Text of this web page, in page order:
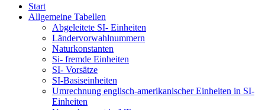
Start
Allgemeine Tabellen
Abgeleitete SI- Einheiten
Ländervorwahlnummern
Naturkonstanten
Si- fremde Einheiten
SI- Vorsätze
SI-Basiseinheiten
Umrechnung englisch-amerikanischer Einheiten in SI-
Einheiten